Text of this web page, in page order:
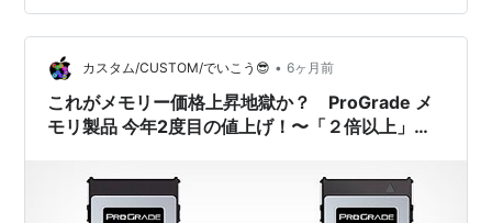
からの「先行セール」を皮切りに、4月6日まで開催。特
に映像関連機器は最大37%OFFと、過去最大級の割引率
を記録しています。高画質化が進む…
カスタム/CUSTOM/でいこう😎 • 6ヶ月前
これがメモリー価格上昇地獄か？ ProGrade メ
モリ製品 今年2度目の値上げ！〜「２倍以上」の